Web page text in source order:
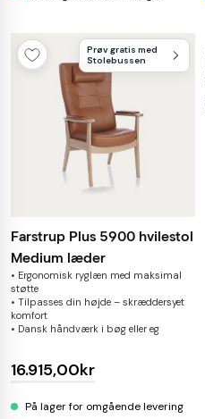
Prøv gratis med
Stolebussen
Farstrup Plus 5900 hvilestol
Medium læder
• Ergonomisk ryglæn med maksimal
støtte
• Tilpasses din højde – skræddersyet
komfort
• Dansk håndværk i bøg eller eg
16.915,00kr
På lager for omgående levering